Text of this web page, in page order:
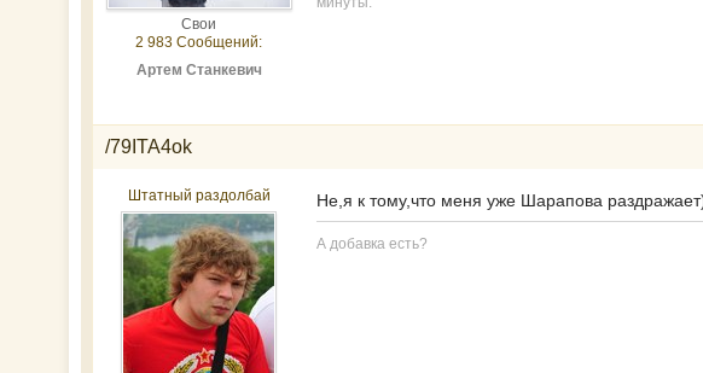
Свои
2 983 Сообщений:
Артем Станкевич
/79ITA4ok
Штатный раздолбай Не,я к тому,что меня уже Шарапова
А добавка есть?